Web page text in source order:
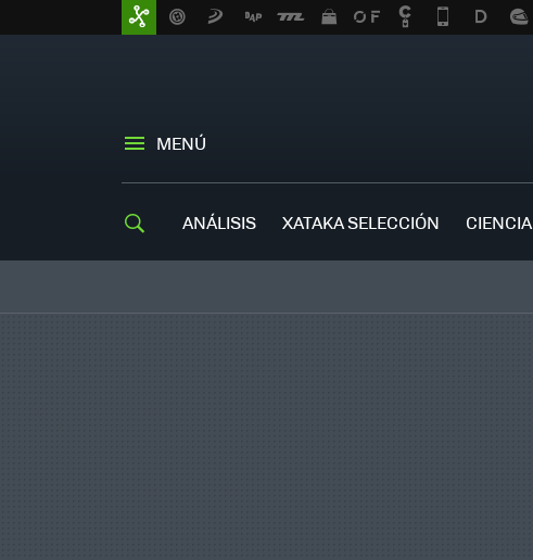
MENÚ
ANÁLISIS XATAKA SELECCIÓN CIENCIA